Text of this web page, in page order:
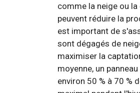
comme la neige ou
peuvent réduire la
est important de
sont dégagés de
maximiser la
moyenne, un
environ 50 % à 70 %